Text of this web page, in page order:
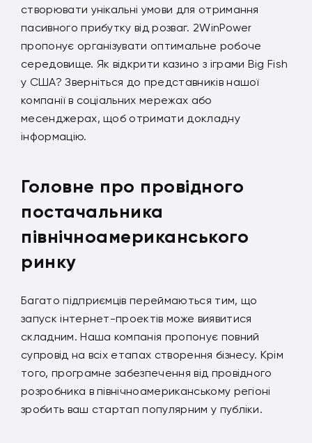
створювати унікальні умови для отримання
пасивного прибутку від розваг. 2WinPower
пропонує організувати оптимальне робоче
середовище. Як відкрити казино з іграми Big Fish
у США? Зверніться до представників нашої
компанії в соціальних мережах або
месенджерах, щоб отримати докладну
інформацію.
Головне про провідного
постачальника
північноамериканського
ринку
Багато підприємців переймаються тим, що
запуск інтернет-проектів може виявитися
складним. Наша компанія пропонує повний
супровід на всіх етапах створення бізнесу. Крім
того, програмне забезпечення від провідного
розробника в північноамериканському регіоні
зробить ваш стартап популярним у публіки.